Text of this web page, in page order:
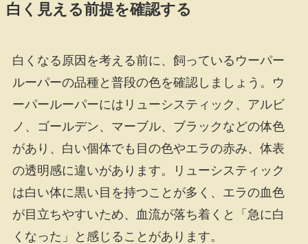
白く見える前提を確認する
白くなる原因を考える前に、飼っているウーパー
ルーパーの品種と普段の色を確認しましょう。ウ
ーパールーパーにはリューシスティック、アルビ
ノ、ゴールデン、マーブル、ブラックなどの体色
があり、白い個体でも目の色やエラの赤み、体表
の透明感に違いがあります。リューシスティック
は白い体に黒い目を持つことが多く、エラの血色
が目立ちやすいため、血流が落ち着くと「急に白
くなった」と感じることがあります。